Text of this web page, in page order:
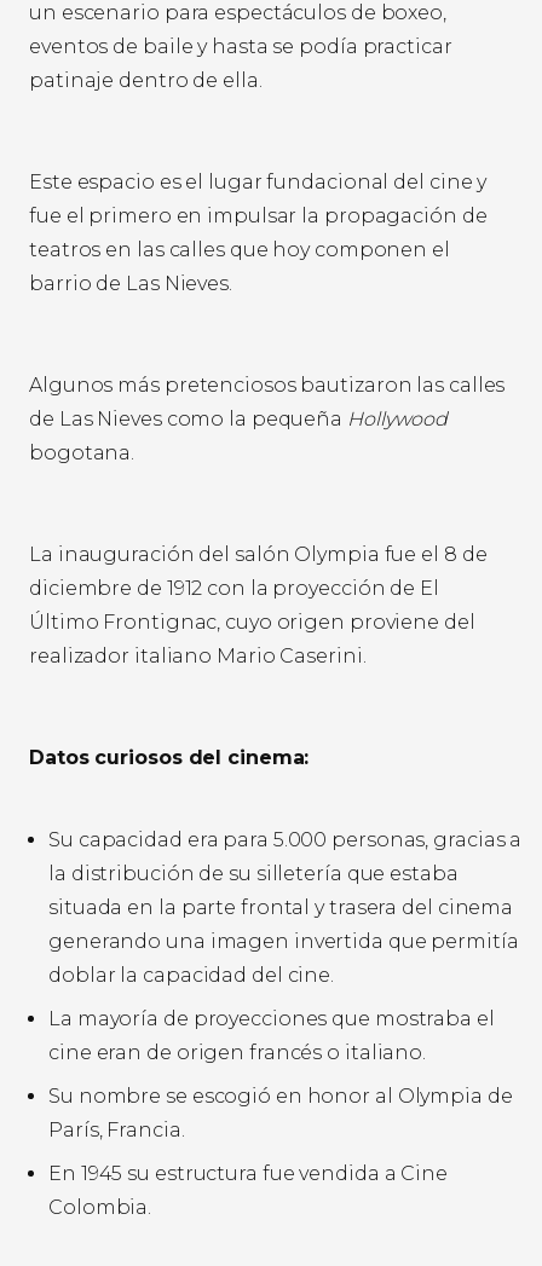
un escenario para espectáculos de boxeo,
eventos de baile y hasta se podía practicar
patinaje dentro de ella.
Este espacio es el lugar fundacional del cine y
fue el primero en impulsar la propagación de
teatros en las calles que hoy componen el
barrio de Las Nieves.
Algunos más pretenciosos bautizaron las calles
de Las Nieves como la pequeña Hollywood
bogotana.
La inauguración del salón Olympia fue el 8 de
diciembre de 1912 con la proyección de El
Último Frontignac, cuyo origen proviene del
realizador italiano Mario Caserini.
Datos curiosos del cinema:
Su capacidad era para 5.000 personas, gracias a
la distribución de su silletería que estaba
situada en la parte frontal y trasera del cinema
generando una imagen invertida que permitía
doblar la capacidad del cine.
La mayoría de proyecciones que mostraba el
cine eran de origen francés o italiano.
Su nombre se escogió en honor al Olympia de
París, Francia.
En 1945 su estructura fue vendida a Cine
Colombia.